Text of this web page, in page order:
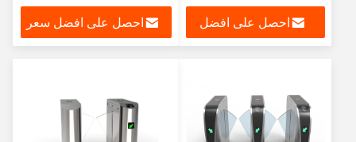
1.5 مم الإسكان
احصل على افضل
احصل على افضل سعر